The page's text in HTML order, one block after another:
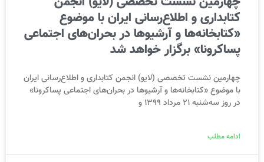
کتابداری و اطلاع‌رسانی ایران با موضوع
«کتابخانه‌ها و آرشیوها در بحران‌های اجتماعی
پساکرونا» برگزار خواهد شد
چهارمین نشست تخصصی (لایو) انجمن کتابداری و اطلاع‌رسانی ایران
با موضوع «کتابخانه‌ها و آرشیوها در بحران‌های اجتماعی پساکرونا»
در روز سه‌شنبه 21 مرداد 1399 و
ادامه مطلب